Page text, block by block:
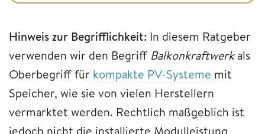
Hinweis zur Begrifflichkeit: In diesem Ratgeber
verwenden wir den Begriff Balkonkraftwerkals
Oberbegriff für kompakte PV-Systeme mit
Speicher, wie sie von vielen Herstellern
vermarktet werden. Rechtlich maßgeblich ist